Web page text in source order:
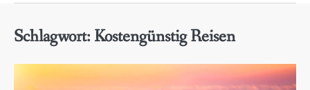
Schlagwort: Kostengünstig Reisen